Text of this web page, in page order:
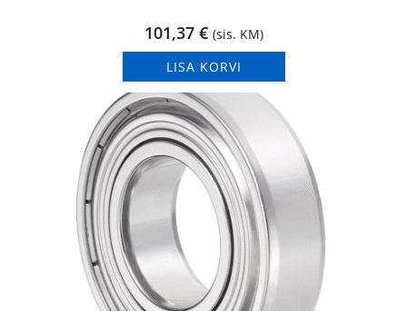
101,37 € (sis. KM)
LISA KORVI